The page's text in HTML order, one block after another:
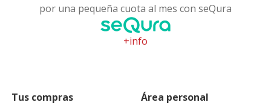
por una pequeña cuota al mes con seQura
+info
Tus compras Área personal